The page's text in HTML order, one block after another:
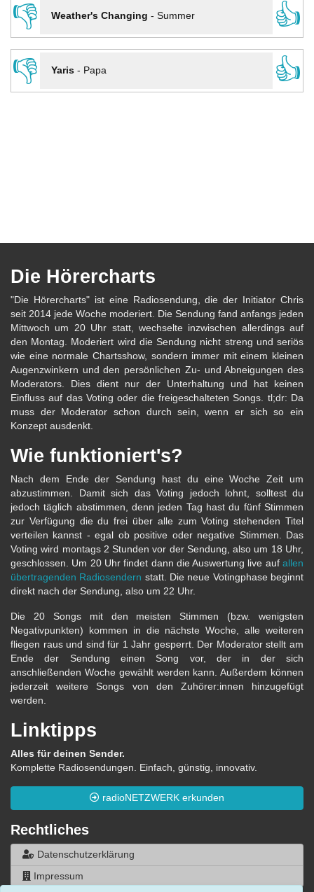
👎
Weather's Changing - Summer
👍
👎
Yaris- Papa 👍
Die Hörercharts
"Die Hörercharts" ist eine Radiosendung, die der Initiator Chris
seit 2014 jede Woche moderiert. Die Sendung fand anfangs jeden
Mittwoch um 20 Uhr statt, wechselte inzwischen allerdings auf
den Montag. Moderiert wird die Sendung nicht streng und seriös
wie eine normale Chartsshow, sondern immer mit einem kleinen
Augenzwinkern und den persönlichen Zu- und Abneigungen des
Moderators. Dies dient nur der Unterhaltung und hat keinen
Einfluss auf das Voting oder die freigeschalteten Songs. tl;dr: Da
muss der Moderator schon durch sein, wenn er sich so ein
Konzept ausdenkt.
Wie funktioniert's?
Nach dem Ende der Sendung hast du eine Woche Zeit um
abzustimmen. Damit sich das Voting jedoch lohnt, solltest du
jedoch täglich abstimmen, denn jeden Tag hast du fünf Stimmen
zur Verfügung die du frei über alle zum Voting stehenden Titel
verteilen kannst - egal ob positive oder negative Stimmen. Das
Voting wird montags 2 Stunden vor der Sendung, also um 18 Uhr,
geschlossen. Um 20 Uhr findet dann die Auswertung live auf allen
übertragenden Radiosendern statt. Die neue Votingphase beginnt
direkt nach der Sendung, also um 22 Uhr.
Die 20 Songs mit den meisten Stimmen (bzw. wenigsten
Negativpunkten) kommen in die nächste Woche, alle weiteren
fliegen raus und sind für 1 Jahr gesperrt. Der Moderator stellt am
Ende der Sendung einen Song vor, der in der sich
anschließenden Woche gewählt werden kann. Außerdem können
jederzeit weitere Songs von den Zuhörer:innen hinzugefügt
werden.
Linktipps
Alles für deinen Sender.
Komplette Radiosendungen. Einfach, günstig, innovativ.
radioNETZWERK erkunden
Rechtliches
Datenschutzerklärung
Impressum